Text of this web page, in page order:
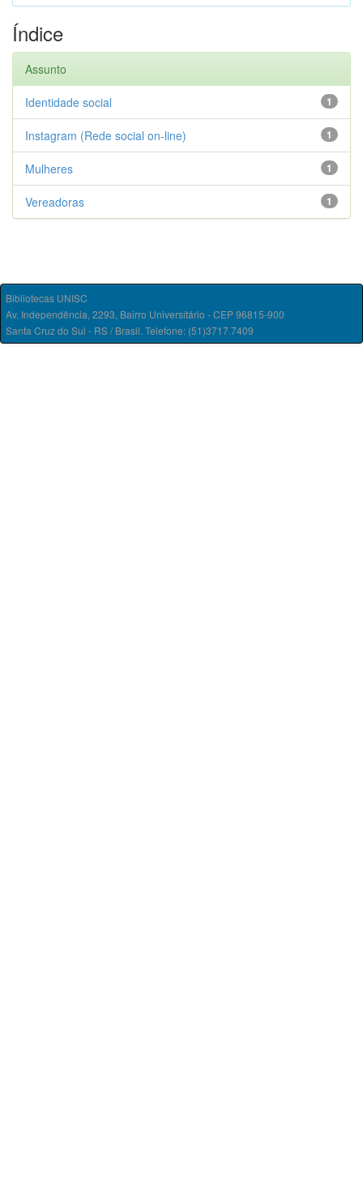
Índice
Assunto
1
Identidade social
1
Instagram (Rede social on-line)
1
Mulheres
1
Vereadoras
Bibliotecas UNISC
Av. Independência, 2293, Bairro Universitário - CEP 96815-900
Santa Cruz do Sul - RS / Brasil. Telefone: (51)3717.7409